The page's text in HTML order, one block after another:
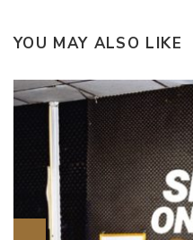
YOU MAY ALSO LIKE